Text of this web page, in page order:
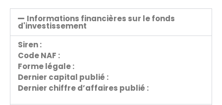
Informations financières sur le fonds
d'investissement
Siren :
Code NAF :
Forme légale :
Dernier capital publié :
Dernier chiffre d’affaires publié :